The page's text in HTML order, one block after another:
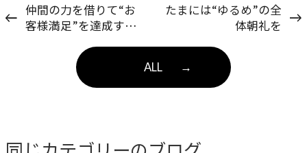
仲間の力を借りて“お
客様満足”を達成する
ALL →
たまには“ゆるめ”の全
体朝礼を